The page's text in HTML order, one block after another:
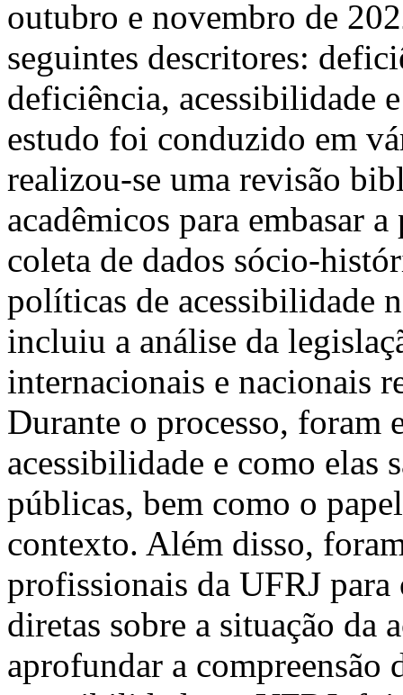
outubro e novembro de
seguintes descritores:
deficiência, acessibilidade
estudo foi conduzido em
realizou-se uma revisão
acadêmicos para embasar
coleta de dados sócio-
políticas de acessibilidade
incluiu a análise da
internacionais e nacionais
Durante o processo, foram
acessibilidade e como elas
públicas, bem como o
contexto. Além disso,
profissionais da UFRJ
diretas sobre a situação da
aprofundar a compreensão